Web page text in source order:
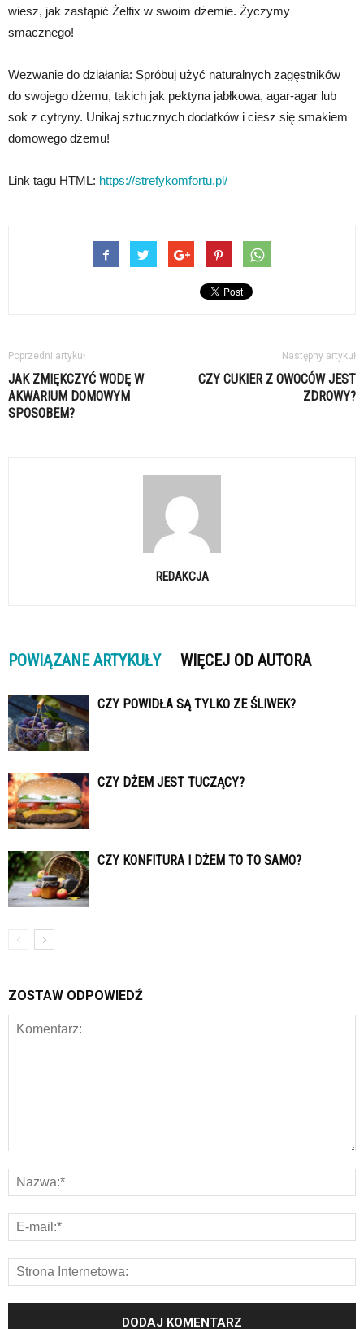
wiesz, jak zastąpić Żelfix w swoim dżemie. Życzymy
smacznego!
Wezwanie do działania: Spróbuj użyć naturalnych zagęstników
do swojego dżemu, takich jak pektyna jabłkowa, agar-agar lub
sok z cytryny. Unikaj sztucznych dodatków i ciesz się smakiem
domowego dżemu!
Link tagu HTML: https://strefykomfortu.pl/
Poprzedni artykuł
JAK ZMIĘKCZYĆ WODĘ W
AKWARIUM DOMOWYM
SPOSOBEM?
Następny artykuł
CZY CUKIER Z OWOCÓW JEST
ZDROWY?
REDAKCJA
POWIĄZANE ARTYKUŁY WIĘCEJ OD AUTORA
CZY POWIDŁA SĄ TYLKO ZE ŚLIWEK?
CZY DŻEM JEST TUCZĄCY?
CZY KONFITURA I DŻEM TO TO SAMO?
ZOSTAW ODPOWIEDŹ